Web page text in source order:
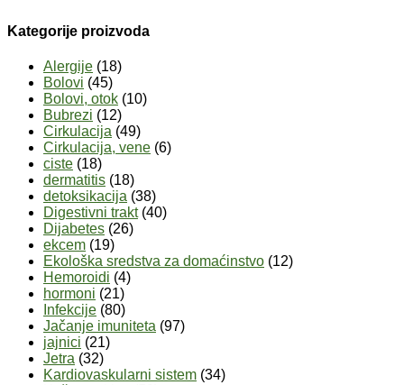
Kategorije proizvoda
Alergije (18)
Bolovi (45)
Bolovi, otok (10)
Bubrezi (12)
Cirkulacija (49)
Cirkulacija, vene (6)
ciste (18)
dermatitis (18)
detoksikacija (38)
Digestivni trakt (40)
Dijabetes (26)
ekcem (19)
Ekološka sredstva za domaćinstvo (12)
Hemoroidi (4)
hormoni (21)
Infekcije (80)
Jačanje imuniteta (97)
jajnici (21)
Jetra (32)
Kardiovaskularni sistem (34)